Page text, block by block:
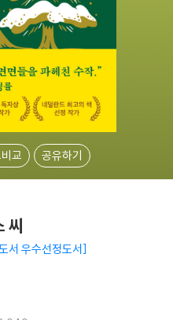
교 공유하기
씨
서 우수선정도서